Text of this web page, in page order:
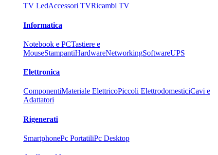
TV LedAccessori TVRicambi TV
Informatica
Notebook e PCTastiere e
MouseStampantiHardwareNetworkingSoftwareUPS
Elettronica
ComponentiMateriale ElettricoPiccoli ElettrodomesticiCavi e
Adattatori
Rigenerati
SmartphonePc PortatiliPc Desktop